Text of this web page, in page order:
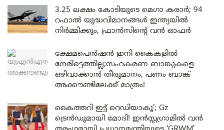
3.25 ലക്ഷം കോടിയുടെ മെഗാ കരാർ; 94
റഫാൽ യുദ്ധവിമാനങ്ങൾ ഇന്ത്യയിൽ
നിർമ്മിക്കും, ഫ്രാൻസിന്റെ വൻ ഓഫർ
ക്ഷേമപെൻഷൻ ഇനി കൈകളിൽ
നേരിട്ടെത്തില്ല;സഹകരണ ബാങ്കുകളെ
ഒഴിവാക്കാൻ തീരുമാനം, പണം ബാങ്ക്
അക്കൗണ്ടിലേക്ക് മാത്രം!
കൈത്തറി ഇട്ട് റെഡിയാകൂ’; Gz
ട്രെൻഡുമായി മോദി! ഇൻസ്റ്റഗ്രാമിൽ വൻ